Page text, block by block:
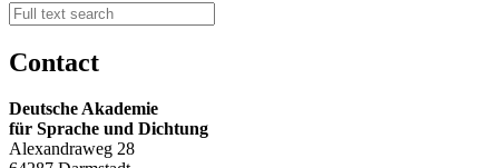
Contact
Deutsche Akademie
für Sprache und Dichtung
Alexandraweg 28